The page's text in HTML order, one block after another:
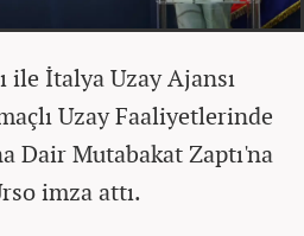
ile İtalya Uzay Ajansı
Uzay Faaliyetlerinde
Dair Mutabakat Zaptı'na
imza attı.